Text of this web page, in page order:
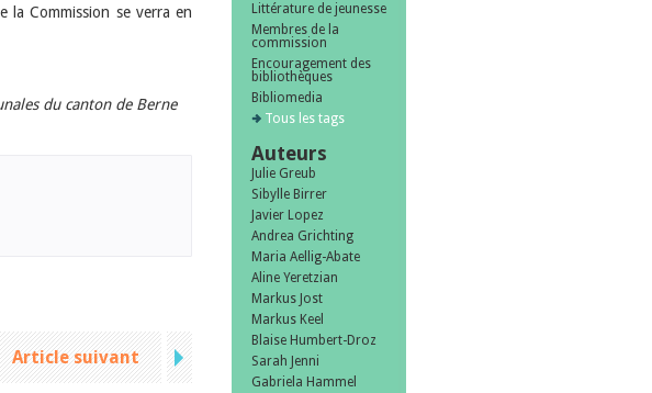
la Commission se verra en
du canton de Berne
Article suivant
Littérature de jeunesse
Membres de la
commission
Encouragement des
bibliothèques
Bibliomedia
Tous les tags
Auteurs
Julie Greub
Sibylle Birrer
Javier Lopez
Andrea Grichting
Maria Aellig-Abate
Aline Yeretzian
Markus Jost
Markus Keel
Blaise Humbert-Droz
Sarah Jenni
Gabriela Hammel